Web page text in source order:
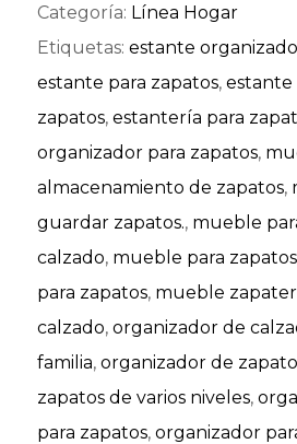
Categoría: Línea Hogar
Etiquetas: estante
estante para zapatos, estante
zapatos, estantería para
organizador para zapatos,
almacenamiento de zapatos,
guardar zapatos., mueble
calzado, mueble para zapatos
para zapatos, mueble
calzado, organizador de
familia, organizador de
zapatos de varios niveles,
para zapatos, organizador